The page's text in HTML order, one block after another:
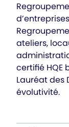
ateliers,
certifié HQE
Lauréat des
évolutivité.